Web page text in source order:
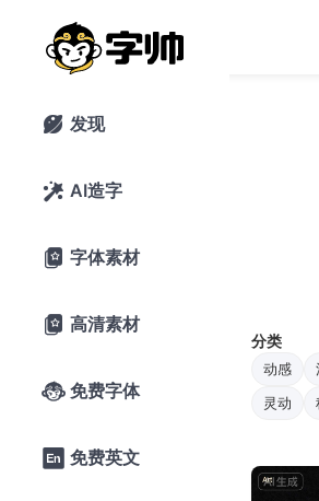
 发现
 AI造字
 字体素材
 高清素材
 免费字体
 免费英文
分类
动感
灵动